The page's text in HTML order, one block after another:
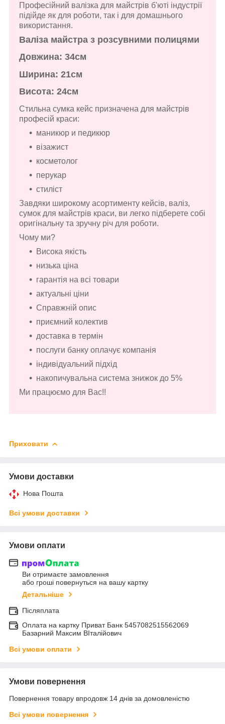
Професійний валізка для майстрів б'юті індустрії
підійде як для роботи, так і для домашнього
використання.
Валіза майстра з розсувними полицями
Довжина: 34см
Ширина: 21см
Висота: 24см
Стильна сумка кейс призначена для майстрів
професій краси:
маникюр и педикюр
візажист
косметолог
перукар
стиліст
Завдяки широкому асортименту кейсів, валіз,
сумок для майстрів краси, ви легко підберете собі
оригінальну та зручну річ для роботи.
Чому ми?
Висока якість
низька ціна
гарантія на всі товари
актуальні ціни
Справжній опис
приємний колектив
доставка в термін
послуги банку оплачує компанія
індивідуальний підхід
накопичувальна система знижок до 5%
Ми працюємо для Вас!!
Приховати
Умови доставки
Нова Пошта
Всі умови доставки
Умови оплати
Ви отримаєте замовлення
або гроші повернуться на вашу картку
Детальніше
Післяплата
Оплата на картку Приват Банк 5457082515562069
Базарний Максим ВІталійович
Всі умови оплати
Умови повернення
Повернення товару впродовж 14 днів за домовленістю
Всі умови повернення